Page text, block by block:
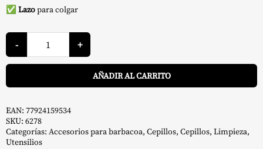
✅ Lazopara colgar
-
Cepillo
T
para
parrillas
46
Weber
cantidad
+
AÑADIR AL CARRITO
EAN: 77924159534
SKU: 6278
Categorías: Accesorios para barbacoa, Cepillos, Cepillos, Limpieza,
Utensilios